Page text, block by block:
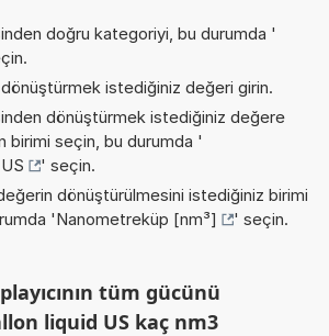
doğru kategoriyi, bu durumda '
istediğiniz değeri girin.
dönüştürmek istediğiniz değere
birimi seçin, bu durumda '
' seçin.
dönüştürülmesini istediğiniz birimi
'Nanometreküp [nm³] ' seçin.
tüm gücünü
liquid US kaç nm3